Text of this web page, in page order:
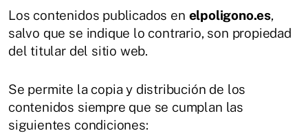
Los contenidos publicados en elpoligono.es,
salvo que se indique lo contrario, son propiedad
del titular del sitio web.
Se permite la copia y distribución de los
contenidos siempre que se cumplan las
siguientes condiciones: